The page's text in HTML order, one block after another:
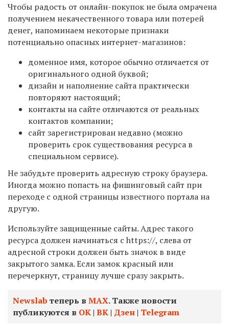
Чтобы радость от онлайн-покупок не была омрачена
получением некачественного товара или потерей
денег, напоминаем некоторые признаки
потенциально опасных интернет-магазинов:
доменное имя, которое обычно отличается от
оригинального одной буквой;
дизайн и наполнение сайта практически
повторяют настоящий;
контакты на сайте отличаются от реальных
контактов компании;
сайт зарегистрирован недавно (можно
проверить срок существования ресурса в
специальном сервисе).
Не забудьте проверить адресную строку браузера.
Иногда можно попасть на фишинговый сайт при
переходе с одной страницы известного портала на
другую.
Используйте защищенные сайты. Адрес такого
ресурса должен начинаться с https://, слева от
адресной строки должен быть значок в виде
закрытого замка. Если замок красный или
перечеркнут, страницу лучше сразу закрыть.
Newslab теперь в МАХ. Также новости
публикуются в ОК| ВК| Дзен| Telegram